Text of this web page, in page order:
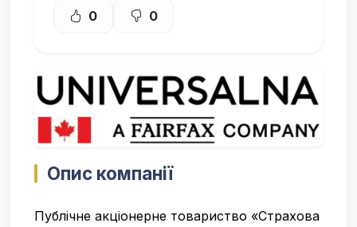
0 0
Опис компанії
Публічне акціонерне товариство «Страхова